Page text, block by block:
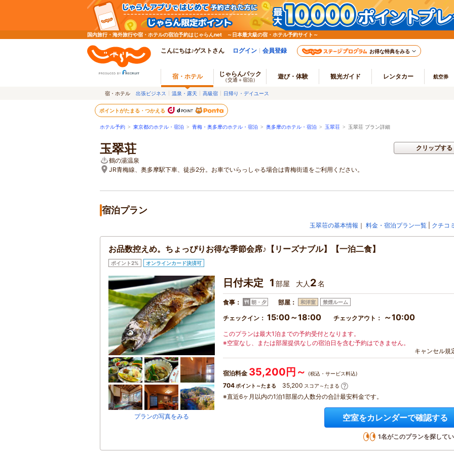
国内旅行・海外旅行や宿・ホテルの宿泊予約はじゃらんnet ～日本最大級の宿・ホテル予約サイト～
こんにちは♪ゲストさん ログイン 会員登録 お得な特典をみる
宿・ホテル じゃらんパック
（交通＋宿泊） 遊び・体験 観光ガイド レンタカー 航空券
宿・ホテル 出張ビジネス 温泉・露天 高級宿 日帰り・デイユース
ポイントがたまる・つかえる
ホテル予約 > 東京都のホテル・宿泊 > 青梅・奥多摩のホテル・宿泊 > 奥多摩のホテル・宿泊 > 玉翠荘 > 玉翠荘 プラン詳細
玉翠荘
鶴の湯温泉
JR青梅線、奥多摩駅下車、徒歩2分。お車でいらっしゃる場合は青梅街道をご利用ください。
クリップする
宿泊プラン
玉翠荘の基本情報 ｜ 料金・宿泊プラン一覧 クチコ
お品数控えめ。ちょっぴりお得な季節会席♪【リーズナブル】【一泊二食】
ポイント2% オンラインカード決済可
プランの写真をみる
日付未定 1 部屋 大人 2名
食事： 朝・夕 部屋： 和洋室 禁煙ルーム
チェックイン： 15:00～18:00 チェックアウト： ～10:00
このプランは最大1泊までの予約受付となります。
※空室なし、または部屋提供なしの宿泊日を含む予約はできません。
キャンセル規
宿泊料金 35,200円～ (税込・サービス料込)
704 ポイント～たまる 35,200 スコア～たまる
※直近6ヶ月以内の1泊1部屋の人数分の合計最安料金です。
空室をカレンダーで確認する
1名がこのプランを探して